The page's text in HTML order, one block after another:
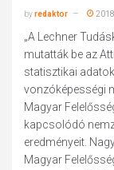
byredaktor
„A Lechner
mutatták be az
statisztikai
vonzóképességi
Magyar
kapcsolódó
eredményeit.
Magyar